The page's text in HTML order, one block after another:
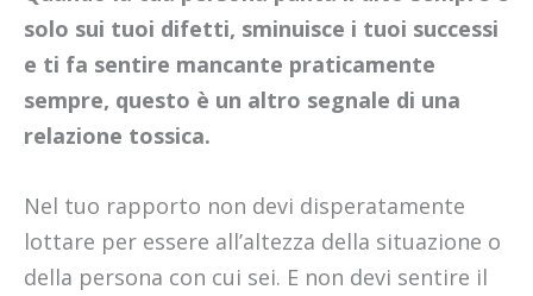
solo sui tuoi difetti, sminuisce i tuoi successi
e ti fa sentire mancante praticamente
sempre, questo è un altro segnale di una
relazione tossica.
Nel tuo rapporto non devi disperatamente
lottare per essere all’altezza della situazione o
della persona con cui sei. E non devi sentire il